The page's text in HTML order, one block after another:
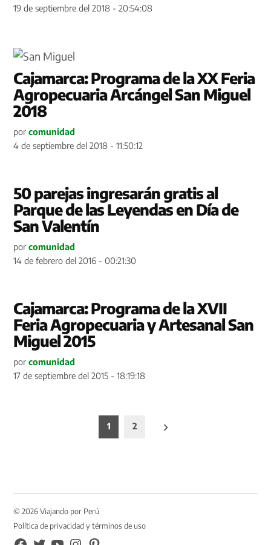
19 de septiembre del 2018 - 20:54:08
Cajamarca: Programa de la XX Feria
Agropecuaria Arcángel San Miguel
2018
por comunidad
4 de septiembre del 2018 - 11:50:12
50 parejas ingresarán gratis al
Parque de las Leyendas en Día de
San Valentín
por comunidad
14 de febrero del 2016 - 00:21:30
Cajamarca: Programa de la XVII
Feria Agropecuaria y Artesanal San
Miguel 2015
por comunidad
17 de septiembre del 2015 - 18:19:18
1 2
© 2026 Viajando por Perú
Política de privacidad y términos de uso
FB
TW YouTubeInstagramPinterest